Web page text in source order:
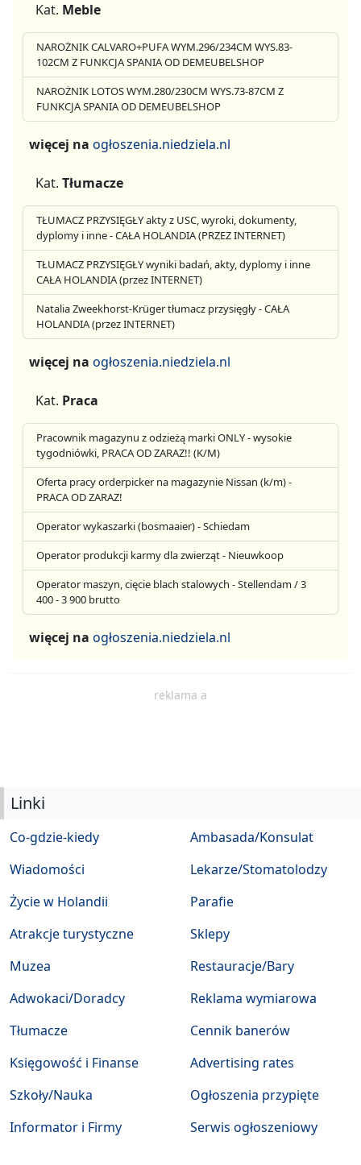
Kat. Meble
NAROŻNIK CALVARO+PUFA WYM.296/234CM WYS.83-
102CM Z FUNKCJA SPANIA OD DEMEUBELSHOP
NAROŻNIK LOTOS WYM.280/230CM WYS.73-87CM Z
FUNKCJA SPANIA OD DEMEUBELSHOP
więcej na ogłoszenia.niedziela.nl
Kat. Tłumacze
TŁUMACZ PRZYSIĘGŁY akty z USC, wyroki, dokumenty,
dyplomy i inne - CAŁA HOLANDIA (PRZEZ INTERNET)
TŁUMACZ PRZYSIĘGŁY wyniki badań, akty, dyplomy i inne
CAŁA HOLANDIA (przez INTERNET)
Natalia Zweekhorst-Krüger tłumacz przysięgły - CAŁA
HOLANDIA (przez INTERNET)
więcej na ogłoszenia.niedziela.nl
Kat. Praca
Pracownik magazynu z odzieżą marki ONLY - wysokie
tygodniówki, PRACA OD ZARAZ!! (K/M)
Oferta pracy orderpicker na magazynie Nissan (k/m) -
PRACA OD ZARAZ!
Operator wykaszarki (bosmaaier) - Schiedam
Operator produkcji karmy dla zwierząt - Nieuwkoop
Operator maszyn, cięcie blach stalowych - Stellendam / 3
400 - 3 900 brutto
więcej na ogłoszenia.niedziela.nl
reklama a
Linki
Co-gdzie-kiedy
Wiadomości
Życie w Holandii
Atrakcje turystyczne
Muzea
Ambasada/Konsulat
Lekarze/Stomatolodzy
Parafie
Sklepy
Restauracje/Bary
Adwokaci/Doradcy
Tłumacze
Księgowość i Finanse
Szkoły/Nauka
Informator i Firmy
Reklama wymiarowa
Cennik banerów
Advertising rates
Ogłoszenia przypięte
Serwis ogłoszeniowy